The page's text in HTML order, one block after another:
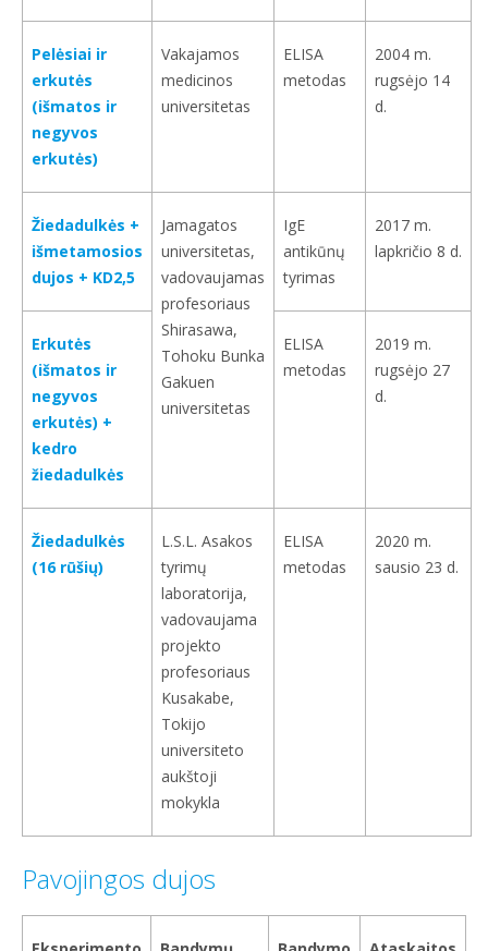
Pelėsiai ir
erkutės
(išmatos ir
negyvos
erkutės)
Vakajamos
medicinos
universitetas
ELISA
metodas
2004 m.
rugsėjo 14
d.
Žiedadulkės +
išmetamosios
dujos + KD2,5
Jamagatos
universitetas,
vadovaujamas
profesoriaus
Shirasawa,
Tohoku Bunka
Gakuen
universitetas
IgE
antikūnų
tyrimas
2017 m.
lapkričio 8 d.
Erkutės
(išmatos ir
negyvos
erkutės) +
kedro
žiedadulkės
ELISA
metodas
2019 m.
rugsėjo 27
d.
Žiedadulkės
(16 rūšių)
L.S.L. Asakos
tyrimų
laboratorija,
vadovaujama
projekto
profesoriaus
Kusakabe,
Tokijo
universiteto
aukštoji
mokykla
ELISA
metodas
2020 m.
sausio 23 d.
Pavojingos dujos